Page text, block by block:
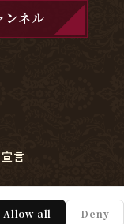
Allow all Deny
ンネル
言